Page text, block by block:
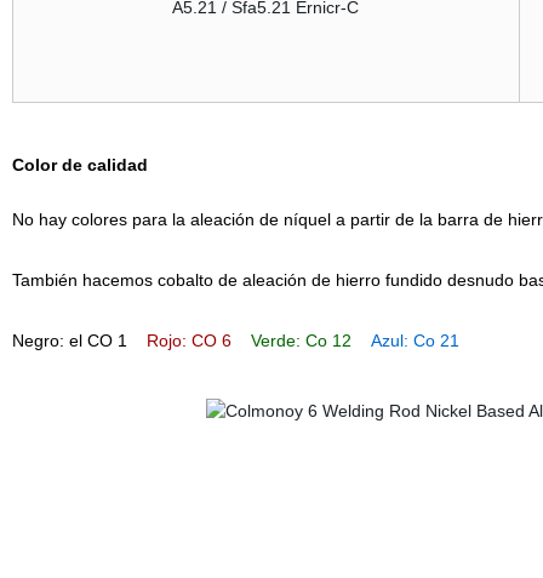
Color de calidad
No hay colores para la aleación de níquel a partir de la barra de
También hacemos cobalto de aleación de hierro fundido desnudo
Negro: el CO 1 Rojo: CO 6Verde: Co 12 Azul: Co 21